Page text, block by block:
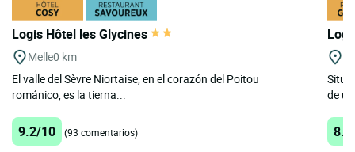
Logis Hôtel les Glycines
Melle0 km
El valle del Sèvre Niortaise, en el corazón del Poitou
románico, es la tierna...
9.2/10 (93 comentarios)
de